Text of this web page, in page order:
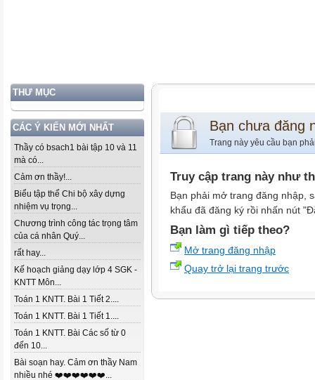
THƯ MỤC
CÁC Ý KIẾN MỚI NHẤT
Thầy có bsach1 bài tập 10 và 11
mà có...
Cảm ơn thầy!...
Biểu tập thể Chi bộ xây dựng
nhiệm vụ trọng...
Chương trình công tác trọng tâm
của cá nhân Quý...
rất hay...
Kế hoạch giảng dạy lớp 4 SGK -
KNTT Môn...
Toán 1 KNTT. Bài 1 Tiết 2....
Toán 1 KNTT. Bài 1 Tiết 1....
Toán 1 KNTT. Bài Các số từ 0
đến 10...
Bài soạn hay. Cảm ơn thầy Nam
nhiều nhé ❤️❤️❤️❤️❤️❤️...
Bạn chưa đăng
Trang này yêu cầu bạn
Truy cập trang này như
Bạn phải mở trang đăng nhập,
khẩu đã đăng ký rồi nhấn nút
Bạn làm gì tiếp theo?
Mở trang đăng nhập
Quay trở lại trang trước